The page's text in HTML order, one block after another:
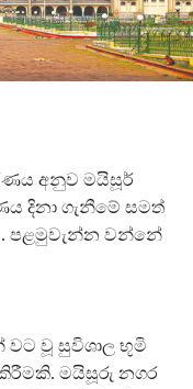
අනුව මයිසූර්
දිනා ගැනීමේ සමත්
පළමුවැන්න වන්නේ
වූ සුවිශාල භූමි
මයිසූරු නගර